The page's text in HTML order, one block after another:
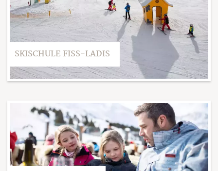
SKISCHULE FISS-LADIS